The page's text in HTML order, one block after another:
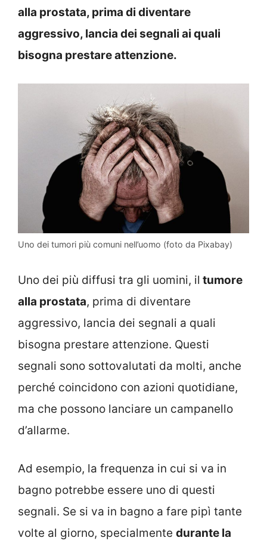
alla prostata, prima di diventare
aggressivo, lancia dei segnali ai quali
bisogna prestare attenzione.
Uno dei tumori più comuni nell’uomo (foto da Pixabay)
Uno dei più diffusi tra gli uomini, il tumore
alla prostata, prima di diventare
aggressivo, lancia dei segnali a quali
bisogna prestare attenzione. Questi
segnali sono sottovalutati da molti, anche
perché coincidono con azioni quotidiane,
ma che possono lanciare un campanello
d’allarme.
Ad esempio, la frequenza in cui si va in
bagno potrebbe essere uno di questi
segnali. Se si va in bagno a fare pipì tante
volte al giorno, specialmente durante la